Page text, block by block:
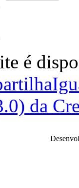
é
da